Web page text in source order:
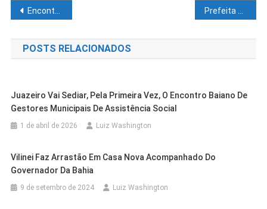
Navegação
de
Post
Encontro Territorial reúne educadores e gestores do Velho Chico Prefeita Ana Passos participa da XXV Marcha a Brasília em Defesa dos Municípios em busca de mais desenvolvimento para Sento-Sé
POSTS RELACIONADOS
Juazeiro Vai Sediar, Pela Primeira Vez, O Encontro Baiano De
Gestores Municipais De Assistência Social
1 de abril de 2026 Luiz Washington
Vilinei Faz Arrastão Em Casa Nova Acompanhado Do
Governador Da Bahia
9 de setembro de 2024 Luiz Washington